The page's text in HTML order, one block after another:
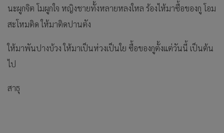
นะผูกจิต โมผูกใจ หญิงชายทั้งหลายหลงใหล ร้องไห้มาซื้อของกู โอม
สะโหมติด ให้มาติดปานตัง
ให้มาพันปางบ้วง ให้มาเป็นห่วงเป็นใย ซื้อของกูตั้งแต่วันนี้ เป็นต้น
ไป
สาธุ